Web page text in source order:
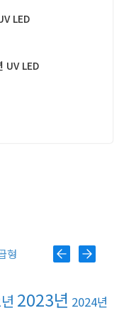
LED
UV LED
일반형
고급형
2023년 2024년